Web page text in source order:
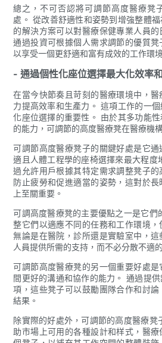
總之，不可否認將可調節高度醫療凳
處。 從改善舒適性和姿勢到增強整體
的解決方案可以對醫療保健專業人員的
通過投資可根據個人需求調節的優質
以享受一個更舒適和富有成效的工作環
- 通過個性化座位選擇最大化效率
在當今快節奏且苛刻的醫療環境中，
力提高效率和生產力。 這項工作的一
化座位選擇的重要性。 由於其多功能
的能力，可調節的高度醫療凳在醫療機
可調節高度醫療凳子的關鍵好處是它
適且人體工程學的座椅選擇來最大程度
過允許用戶根據其特定需求調整凳子
防止疲勞和促進適當的姿勢，這對於
上至關重要。
可調高度醫療凳的主要優點之一是它們
整它們以適應不同的任務和工作環境，
無論是在醫院，診所還是實驗室中，
人員提供所需的支持，而不必分散不適
可調節高度醫療凳的另一個重要好處
間更好的溝通和協作的能力。 通過提
項，這些凳子可以鼓勵團隊合作和討
結果。
除實際的好處外，可調節的高度醫療凳
助市場上可用的各種設計和样式，醫